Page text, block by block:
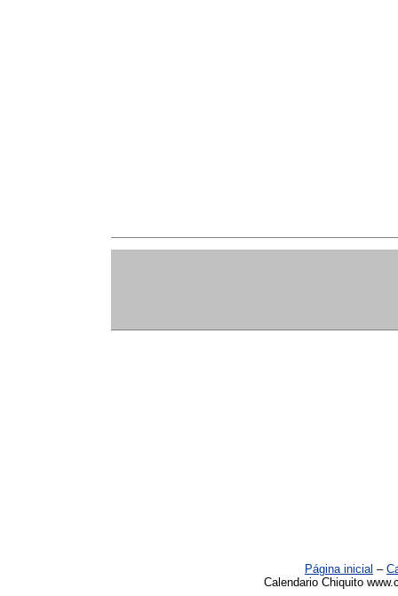
Página inicial –
Calendario Chiquito